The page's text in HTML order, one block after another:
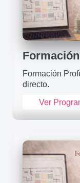
Formación
directo.
Ver